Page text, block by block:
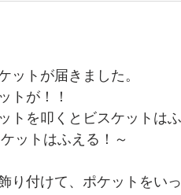
ットが届きました。
トが！！
トを叩くとビスケットは
ットはふえる！～
り付けて、ポケットをい